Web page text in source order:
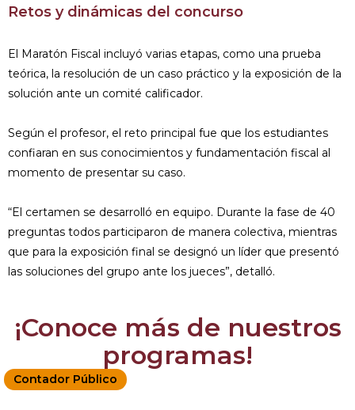
Retos y dinámicas del concurso
El Maratón Fiscal incluyó varias etapas, como una prueba
teórica, la resolución de un caso práctico y la exposición de la
solución ante un comité calificador.
Según el profesor, el reto principal fue que los estudiantes
confiaran en sus conocimientos y fundamentación fiscal al
momento de presentar su caso.
“El certamen se desarrolló en equipo. Durante la fase de 40
preguntas todos participaron de manera colectiva, mientras
que para la exposición final se designó un líder que presentó
las soluciones del grupo ante los jueces”, detalló.
¡Conoce más de nuestros
programas!
Contador Público